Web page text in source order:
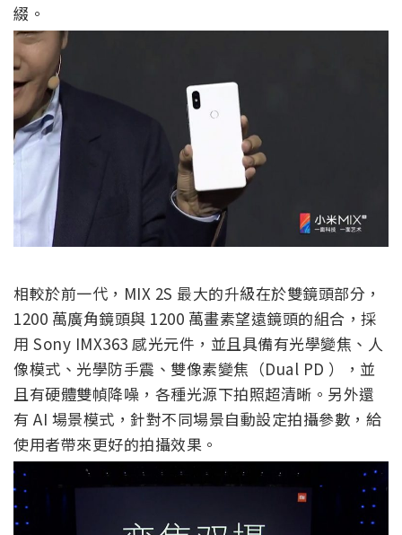
綴。
相較於前一代，MIX 2S 最大的升級在於雙鏡頭部分，
1200 萬廣角鏡頭與 1200 萬畫素望遠鏡頭的組合，採
用 Sony IMX363 感光元件，並且具備有光學變焦、人
像模式、光學防手震、雙像素變焦（Dual PD ），並
且有硬體雙幀降噪，各種光源下拍照超清晰。另外還
有 AI 場景模式，針對不同場景自動設定拍攝參數，給
使用者帶來更好的拍攝效果。